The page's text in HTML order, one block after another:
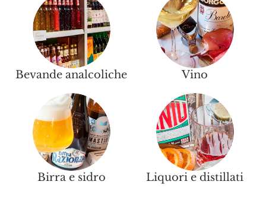
Bevande analcoliche Vino
Birra e sidro Liquori e distillati